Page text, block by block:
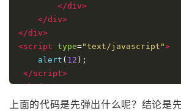
</div>
</div>
</div>
<script type="text/javascript">
    alert
( 12 );
</script>
</body>
</html>
上面的代码是先弹出什么呢？结论是